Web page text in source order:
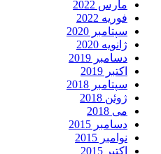
مارس 2022
فوریه 2022
سپتامبر 2020
ژانویه 2020
دسامبر 2019
اکتبر 2019
سپتامبر 2018
ژوئن 2018
می 2018
دسامبر 2015
نوامبر 2015
اکتبر 2015